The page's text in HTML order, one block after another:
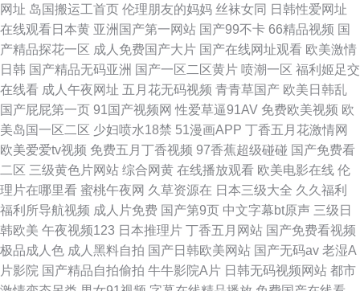
网址 岛国搬运工首页 伦理朋友的妈妈 丝袜女同 日韩性爱网址
在线观看日本黄 亚洲国产第一网站 国产99不卡 66精品视频 国
产精品探花一区 成人免费国产大片 国产在线网址观看 欧美激情
日韩 国产精品无码亚洲 国产一区二区黄片 喷潮一区 福利姬足交
在线看 成人午夜网址 五月花无码视频 青青草国产 欧美日韩乱
国产屁屁第一页 91国产视频网 性爱草逼91AV 免费欧美视频 欧
美岛国一区二区 少妇喷水18禁 51漫画APP 丁香五月花激情网
欧美爱爱tv视频 免费五月丁香视频 97香蕉超级碰碰 国产免费看
二区 三级黄色片网站 综合网黄 在线播放观看 欧美电影在线 伦
理片在哪里看 蜜桃午夜网 久草资源在 日本三级大全 久久福利
福利所导航视频 成人片免费 国产第9页 中文字幕bt原声 三级日
韩欧美 午夜视频123 日本推理片 丁香五月网站 国产免费看视频
极品成人色 成人黑料自拍 国产日韩欧美网站 国产无码av 老湿A
片影院 国产精品自拍偷拍 牛牛影院A片 日韩无码视频网站 都市